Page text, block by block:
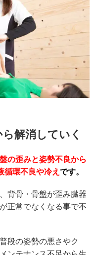
解消していく
の歪みと姿勢不良から
循環不良や冷えです。
背骨・骨盤が歪み臓器
正常でなくなる事で不
段の姿勢の悪さやク